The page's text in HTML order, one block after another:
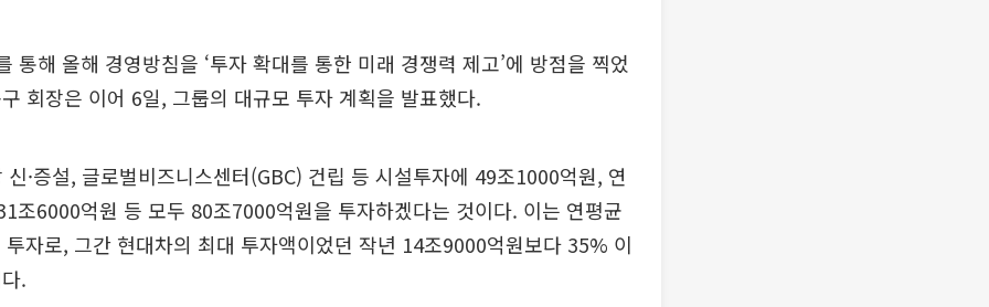
통해 올해 경영방침을 ‘투자 확대를 통한 미래 경쟁력 제고’에 방점을 찍었
회장은 이어 6일, 그룹의 대규모 투자 계획을 발표했다.
·증설, 글로벌비즈니스센터(GBC) 건립 등 시설투자에 49조1000억원, 연
조6000억원 등 모두 80조7000억원을 투자하겠다는 것이다. 이는 연평균
자로, 그간 현대차의 최대 투자액이었던 작년 14조9000억원보다 35% 이
.